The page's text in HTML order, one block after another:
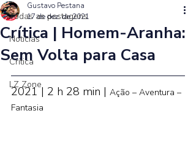
Todas as postagens
Noticias
Crítica
LZ Zone
Crítica | Homem-Aranha:
Sem Volta para Casa
Gustavo Pestana
17 de dez. de 2021
2021 | 2 h 28 min | Ação – Aventura –
Fantasia